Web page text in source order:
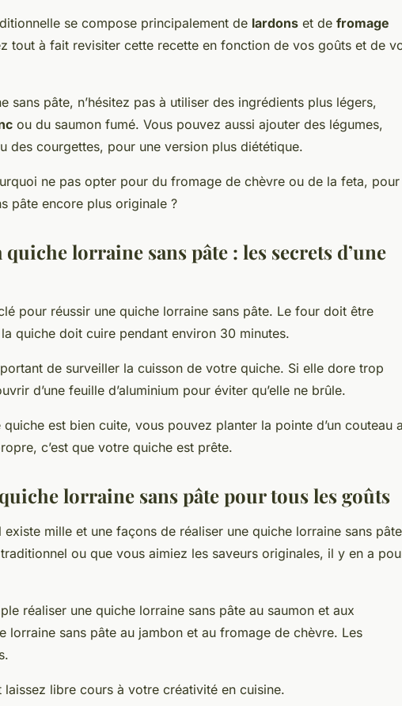
se compose principalement de lardons et de fromage
tout à fait revisiter cette recette en fonction de vos goûts et de
sans pâte, n’hésitez pas à utiliser des ingrédients plus légers,
ou du saumon fumé. Vous pouvez aussi ajouter des légumes,
des courgettes, pour une version plus diététique.
ne pas opter pour du fromage de chèvre ou de la feta, pour
pâte encore plus originale ?
lorraine sans pâte : les secrets d’une
pour réussir une quiche lorraine sans pâte. Le four doit être
quiche doit cuire pendant environ 30 minutes.
de surveiller la cuisson de votre quiche. Si elle dore trop
d’une feuille d’aluminium pour éviter qu’elle ne brûle.
est bien cuite, vous pouvez planter la pointe d’un couteau
c’est que votre quiche est prête.
lorraine sans pâte pour tous les goûts
existe mille et une façons de réaliser une quiche lorraine sans
ou que vous aimiez les saveurs originales, il y en a
réaliser une quiche lorraine sans pâte au saumon et aux
lorraine sans pâte au jambon et au fromage de chèvre. Les
laissez libre cours à votre créativité en cuisine.